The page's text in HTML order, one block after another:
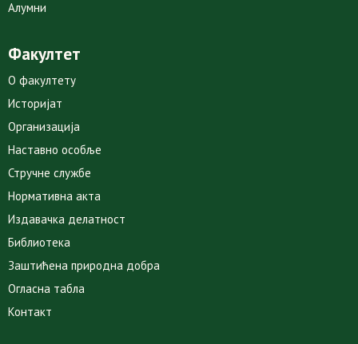
Алумни
Факултет
О факултету
Историјат
Организација
Наставно особље
Стручне службе
Нормативна акта
Издавачка делатност
Библиотека
Заштићена природна добра
Огласна табла
Контакт